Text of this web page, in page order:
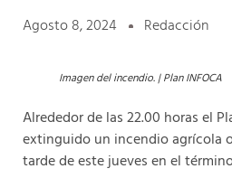
Agosto 8, 2024 Redacción
Imagen del incendio. | Plan INFOCA
Alrededor de las 22.00 horas el
extinguido un incendio agrícola
tarde de este jueves en el